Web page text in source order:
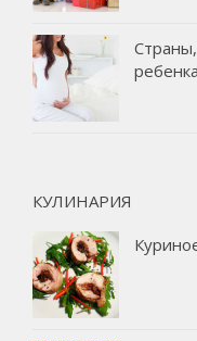
ребенка
КУЛИНАРИЯ